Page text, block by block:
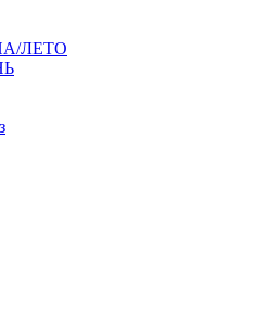
ЛЕТО